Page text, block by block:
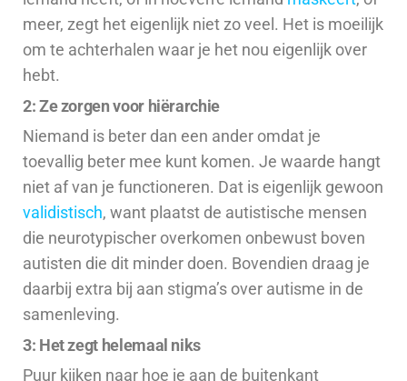
meer, zegt het eigenlijk niet zo veel. Het is moeilijk
om te achterhalen waar je het nou eigenlijk over
hebt.
2: Ze zorgen voor hiërarchie
Niemand is beter dan een ander omdat je
toevallig beter mee kunt komen. Je waarde hangt
niet af van je functioneren. Dat is eigenlijk gewoon
validistisch, want plaatst de autistische mensen
die neurotypischer overkomen onbewust boven
autisten die dit minder doen. Bovendien draag je
daarbij extra bij aan stigma’s over autisme in de
samenleving.
3: Het zegt helemaal niks
Puur kijken naar hoe je aan de buitenkant